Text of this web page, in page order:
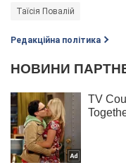
Таїсія Повалій
Редакційна політика